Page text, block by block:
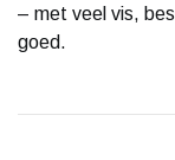
– met veel vis,
goed.